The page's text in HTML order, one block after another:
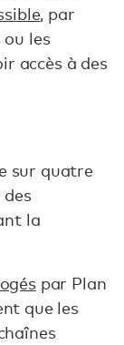
, par
ou les
accès à des
sur quatre
des
la
par Plan
que les